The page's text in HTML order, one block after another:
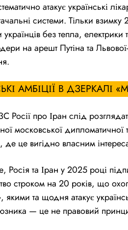
атакує українські
системи. Тільки
українців без тепла,
на арешт Путіна та
АМБІЦІЇ В ДЗЕРКАЛІ
Росії про Іран слід
московської
де це вигідно власним
Росія та Іран у 2025 році
строком на 20 років, що
та щодня атакує
— це не правовий